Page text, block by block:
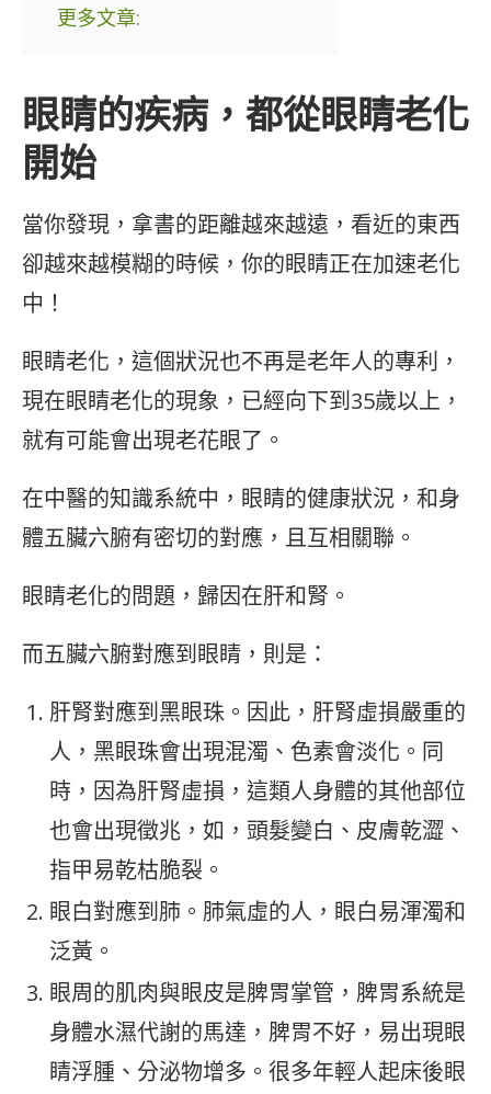
更多文章:
眼睛的疾病，都從眼睛老化
開始
當你發現，拿書的距離越來越遠，看近的東西
卻越來越模糊的時候，你的眼睛正在加速老化
中！
眼睛老化，這個狀況也不再是老年人的專利，
現在眼睛老化的現象，已經向下到35歲以上，
就有可能會出現老花眼了。
在中醫的知識系統中，眼睛的健康狀況，和身
體五臟六腑有密切的對應，且互相關聯。
眼睛老化的問題，歸因在肝和腎。
而五臟六腑對應到眼睛，則是：
肝腎對應到黑眼珠。因此，肝腎虛損嚴重的
人，黑眼珠會出現混濁、色素會淡化。同
時，因為肝腎虛損，這類人身體的其他部位
也會出現徵兆，如，頭髮變白、皮膚乾澀、
指甲易乾枯脆裂。
眼白對應到肺。肺氣虛的人，眼白易渾濁和
泛黃。
眼周的肌肉與眼皮是脾胃掌管，脾胃系統是
身體水濕代謝的馬達，脾胃不好，易出現眼
睛浮腫、分泌物增多。很多年輕人起床後眼